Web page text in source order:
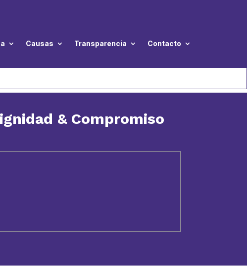
Causas Transparencia Contacto
& Compromiso